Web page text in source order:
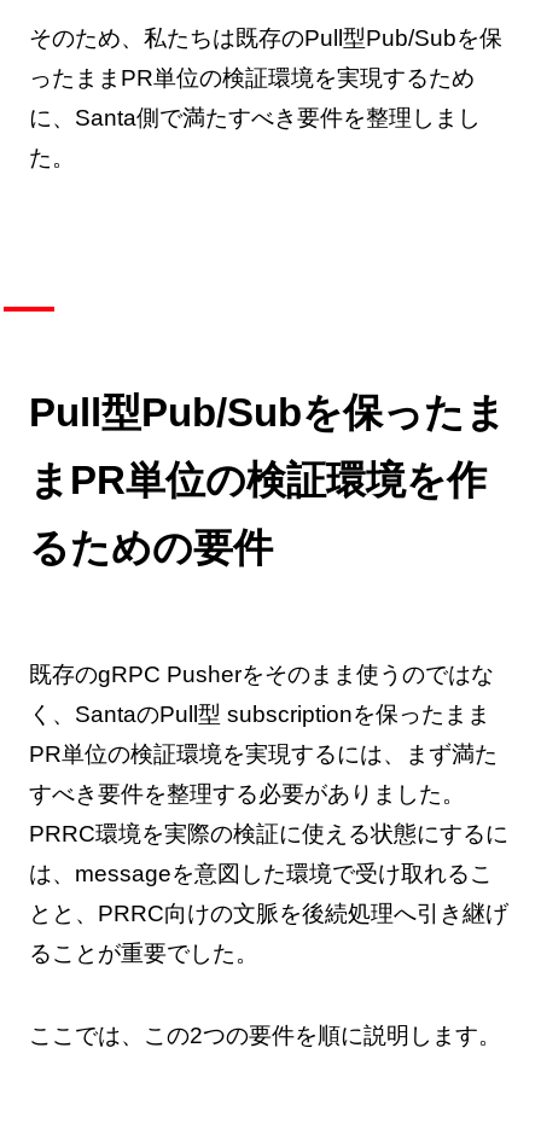
そのため、私たちは既存のPull型Pub/Subを保
ったままPR単位の検証環境を実現するため
に、Santa側で満たすべき要件を整理しまし
た。
Pull型Pub/Subを保ったま
まPR単位の検証環境を作
るための要件
既存のgRPC Pusherをそのまま使うのではな
く、SantaのPull型 subscriptionを保ったまま
PR単位の検証環境を実現するには、まず満た
すべき要件を整理する必要がありました。
PRRC環境を実際の検証に使える状態にするに
は、messageを意図した環境で受け取れるこ
とと、PRRC向けの文脈を後続処理へ引き継げ
ることが重要でした。
ここでは、この2つの要件を順に説明します。